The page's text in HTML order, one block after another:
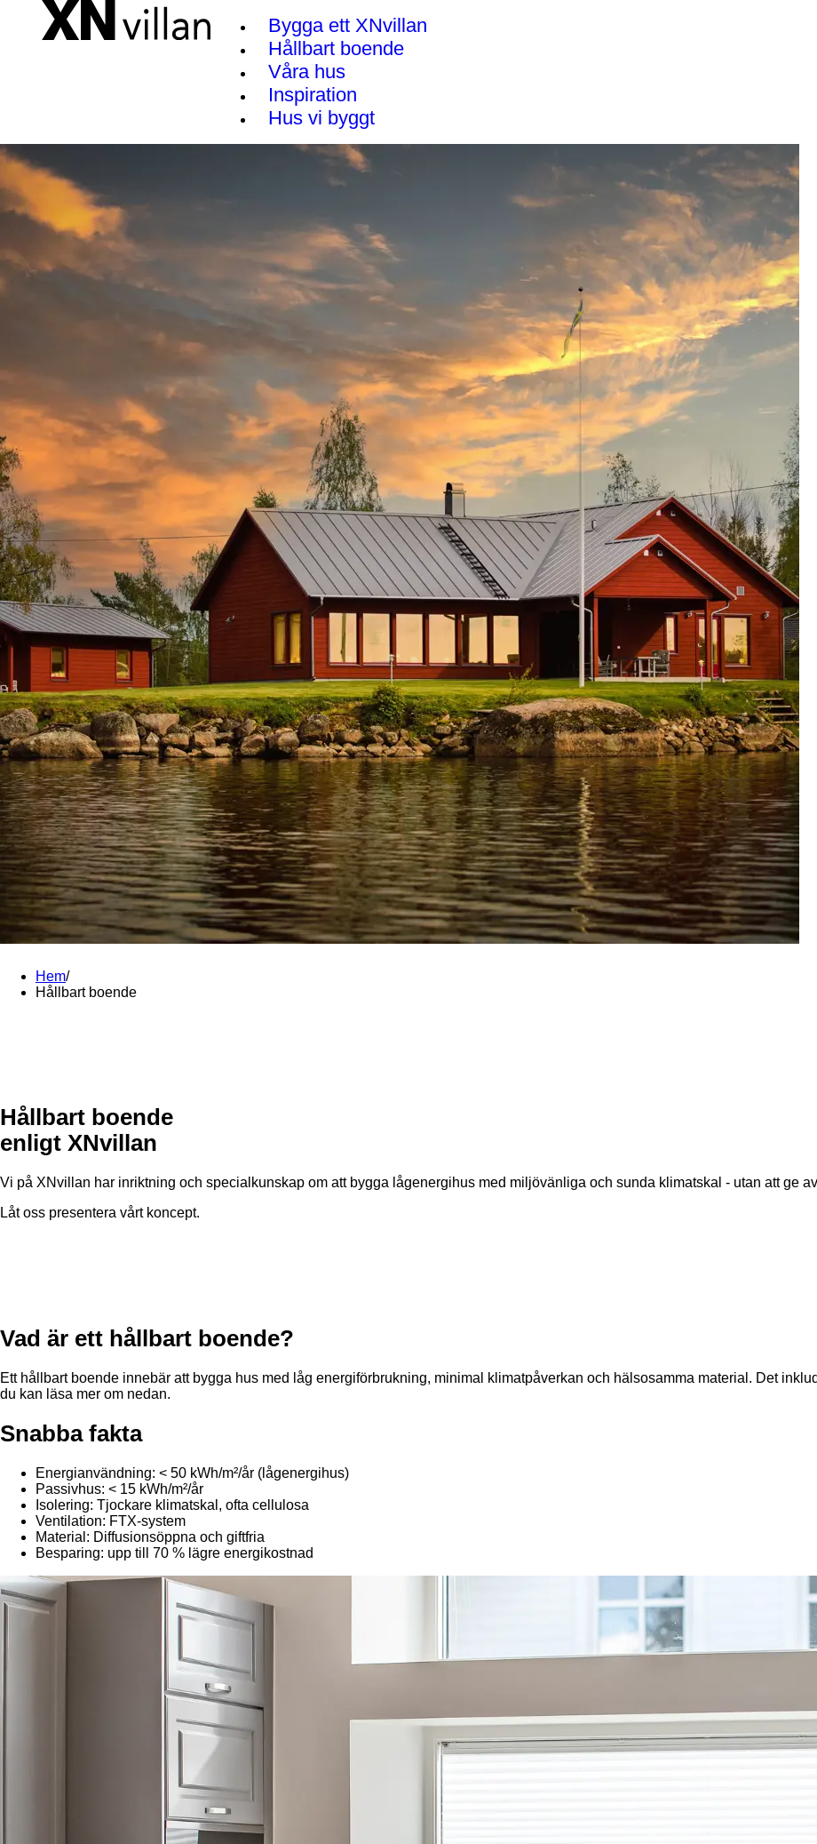
Bygga ett XNvillan
Hållbart boende
Våra hus
Inspiration
Hus vi byggt
Hem/
Hållbart boende
Hållbart boende
enligt XNvillan
Vi på XNvillan har inriktning och specialkunskap om att bygga lågenergihus med miljövänliga och sunda klimatskal - utan att ge
Låt oss presentera vårt koncept.
Vad är ett hållbart boende?
Ett hållbart boende innebär att bygga hus med låg energiförbrukning, minimal klimatpåverkan och hälsosamma material. Det
du kan läsa mer om nedan.
Snabba fakta
Energianvändning: < 50 kWh/m²/år (lågenergihus)
Passivhus: < 15 kWh/m²/år
Isolering: Tjockare klimatskal, ofta cellulosa
Ventilation: FTX-system
Material: Diffusionsöppna och giftfria
Besparing: upp till 70 % lägre energikostnad